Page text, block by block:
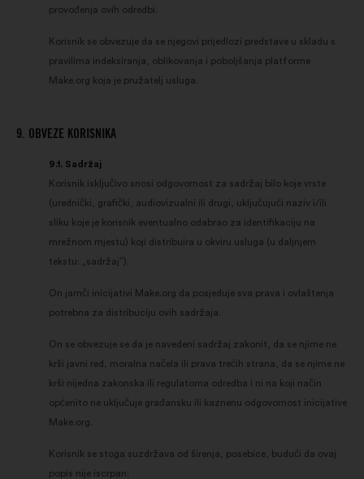
provođenja ovih odredbi.
Korisnik se obvezuje da se njegovi prijedlozi predstave u skladu s
pravilima indeksiranja, oblikovanja i poboljšanja platforme
Make.org koja je pružatelj usluga.
9. OBVEZE KORISNIKA
9.1. Sadržaj
Korisnik isključivo snosi odgovornost za sadržaj bilo koje vrste
(urednički, grafički, audiovizualni ili drugi, uključujući naziv i/ili
sliku koje je korisnik eventualno odabrao za identifikaciju na
mrežnom mjestu) koji distribuira u okviru usluga (u daljnjem
tekstu: „sadržaj”).
On jamči inicijativi Make.org da posjeduje sva prava i ovlaštenja
potrebna za distribuciju ovih sadržaja.
On se obvezuje se da je navedeni sadržaj zakonit, da se njime ne
krši javni red, moralna načela ili prava trećih strana, da se njime ne
krši nijedna zakonska ili regulatorna odredba i ni na koji način
općenito ne uključuje građansku ili kaznenu odgovornost inicijative
Make.org.
Korisnik se stoga suzdržava od širenja, posebice, budući da ovaj
popis nije iscrpan: